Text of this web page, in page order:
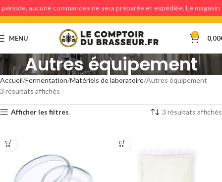
MENU 0 0,00
Autres équipement
Accueil Fermentation Matériels de laboratoire Autres équipement
3 résultats affichés
Afficher les filtres 3 résultats affichés
période, aucune commandes ne sera préparée et expédiée. Le magasin
étant fermé, aucun retraits en magasin ne sera possible.